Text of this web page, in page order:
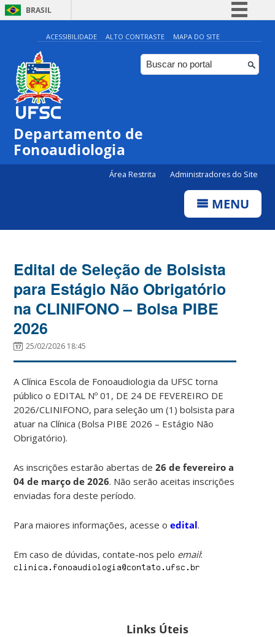
BRASIL
Simplifique!
Comunica BR
Participe
ACESSIBILIDADE ALTO CONTRASTE MAPA DO SITE
Departamento de
Fonoaudiologia
Área Restrita Administradores do Site
MENU
Edital de Seleção de Bolsista
para Estágio Não Obrigatório
na CLINIFONO – Bolsa PIBE
2026
25/02/2026 18:45
A Clínica Escola de Fonoaudiologia da UFSC torna
público o EDITAL Nº 01, DE 24 DE FEVEREIRO DE
2026/CLINIFONO, para seleção um (1) bolsista para
atuar na Clínica (Bolsa PIBE 2026 – Estágio Não
Obrigatório).
As inscrições estarão abertas de26 de fevereiro a
04 de março de 2026. Não serão aceitas inscrições
enviadas fora deste período.
Para maiores informações, acesse oedital.
Em caso de dúvidas, contate-nos pelo email:
Links Úteis